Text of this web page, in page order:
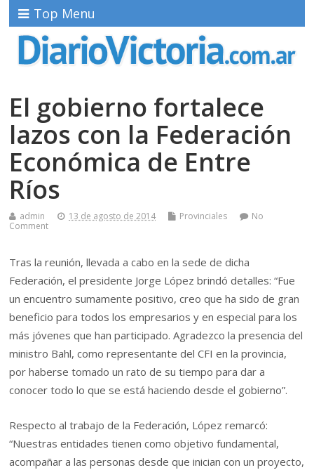
Top Menu
El gobierno fortalece
lazos con la Federación
Económica de Entre
Ríos
admin 13 de agosto de 2014 Provinciales
No
Comment
Tras la reunión, llevada a cabo en la sede de dicha
Federación, el presidente Jorge López brindó detalles: “Fue
un encuentro sumamente positivo, creo que ha sido de gran
beneficio para todos los empresarios y en especial para los
más jóvenes que han participado. Agradezco la presencia del
ministro Bahl, como representante del CFI en la provincia,
por haberse tomado un rato de su tiempo para dar a
conocer todo lo que se está haciendo desde el gobierno”.
Respecto al trabajo de la Federación, López remarcó:
“Nuestras entidades tienen como objetivo fundamental,
acompañar a las personas desde que inician con un proyecto,